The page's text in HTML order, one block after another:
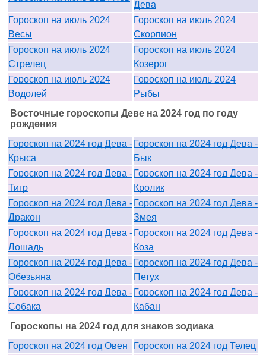
Дева
Гороскоп на июль 2024
Весы
Гороскоп на июль 2024
Скорпион
Гороскоп на июль 2024
Стрелец
Гороскоп на июль 2024
Козерог
Гороскоп на июль 2024
Водолей
Гороскоп на июль 2024
Рыбы
Восточные гороскопы Деве на 2024 год по году
рождения
Гороскоп на 2024 год Дева -
Крыса
Гороскоп на 2024 год Дева -
Бык
Гороскоп на 2024 год Дева -
Тигр
Гороскоп на 2024 год Дева -
Кролик
Гороскоп на 2024 год Дева -
Дракон
Гороскоп на 2024 год Дева -
Змея
Гороскоп на 2024 год Дева -
Лошадь
Гороскоп на 2024 год Дева -
Коза
Гороскоп на 2024 год Дева -
Обезьяна
Гороскоп на 2024 год Дева -
Петух
Гороскоп на 2024 год Дева -
Собака
Гороскоп на 2024 год Дева -
Кабан
Гороскопы на 2024 год для знаков зодиака
Гороскоп на 2024 год Овен
Гороскоп на 2024 год Телец